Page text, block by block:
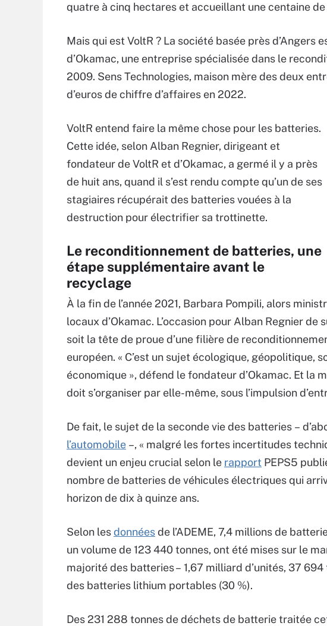
quatre à cinq hectares et accueillant une centaine de
Mais qui est VoltR ? La société basée près d’Angers
d’Okamac, une entreprise spécialisée dans le
2009. Sens Technologies, maison mère des deux
d’euros de chiffre d’affaires en 2022.
VoltR entend faire la même chose pour les batteries.
Cette idée, selon Alban Regnier, dirigeant et
fondateur de VoltR et d’Okamac, a germé il y a près
de huit ans, quand il s’est rendu compte qu’un de ses
stagiaires récupérait des batteries vouées à la
destruction pour électrifier sa trottinette.
Le reconditionnement de batteries, une
étape supplémentaire avant le
recyclage
À la fin de l’année 2021, Barbara Pompili, alors
locaux d’Okamac. L’occasion pour Alban Regnier
soit la tête de proue d’une filière de
européen. « C’est un sujet écologique, géopolitique,
économique », défend le fondateur d’Okamac. Et la
doit s’organiser par elle-même, sous l’impulsion
De fait, le sujet de la seconde vie des batteries –
l’automobile –, « malgré les fortes incertitudes
devient un enjeu crucial selon le rapport PEPS5
nombre de batteries de véhicules électriques qui
horizon de dix à quinze ans.
Selon lesdonnéesde l’ADEME, 7,4 millions de
un volume de 123 440 tonnes, ont été mises sur le
majorité des batteries – 1,67 milliard d’unités, 37
des batteries lithium portables (30 %).
Des 231 288 tonnes de déchets de batterie traitée